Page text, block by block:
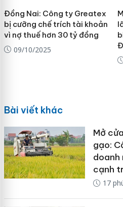
Đồng Nai: Công ty Greatex
bị cưỡng chế trích tài khoản
vì nợ thuế hơn 30 tỷ đồng
09/10/2025
Bài viết khác
Mở
gạo:
doanh
cạnh
17